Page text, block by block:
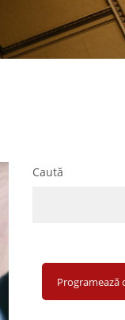
Caută
Programează